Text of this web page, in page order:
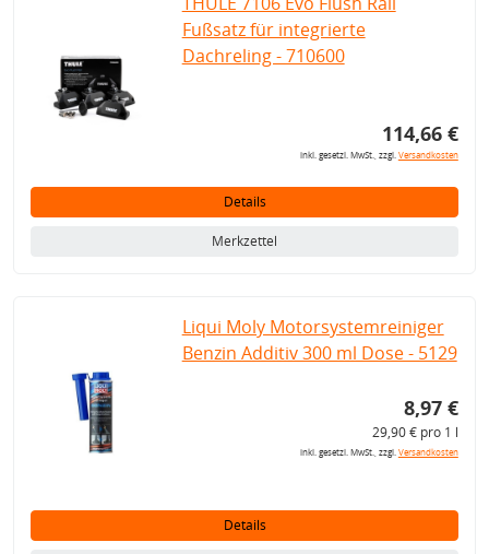
Fußsatz für integrierte
Dachreling - 710600
114,66 €
inkl. gesetzl. MwSt., zzgl.Versandkosten
Details
Merkzettel
Liqui Moly Motorsystemreiniger
Benzin Additiv 300 ml Dose - 5129
8,97 €
29,90 € pro 1 l
inkl. gesetzl. MwSt., zzgl.Versandkosten
Details